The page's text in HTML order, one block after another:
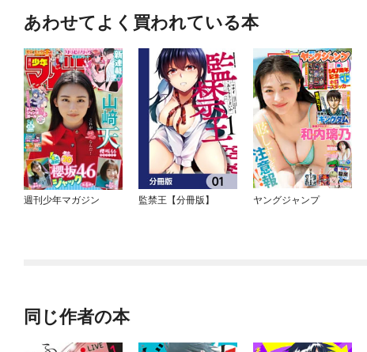
あわせてよく買われている本
週刊少年マガジン 監禁王【分冊版】 ヤングジャンプ
同じ作者の本